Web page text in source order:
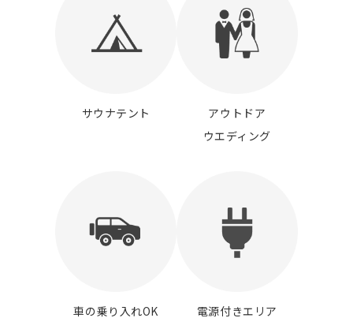
サウナテント
アウトドア
ウエディング
車の乗り入れOK 電源付きエリア